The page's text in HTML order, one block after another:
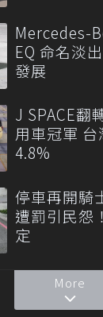
Mercedes-
EQ 命名淡
發展
J SPACE翻
用車冠軍
4.8%
停車再開騎
遭罰引民怨
定
More